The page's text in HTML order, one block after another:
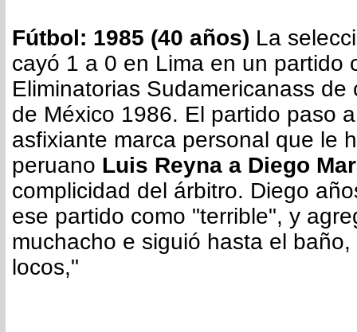
Fútbol: 1985 (40 años) La
cayó 1 a 0 en Lima en un partido
Eliminatorias Sudamericanass de
de México 1986. El partido paso
asfixiante marca personal que le
peruano Luis Reyna a Diego
complicidad del árbitro. Diego
ese partido como "terrible", y
muchacho e siguió hasta el baño,
locos,"